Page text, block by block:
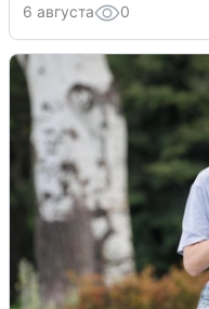
6 августа 0